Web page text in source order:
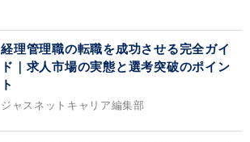
経理管理職の転職を成功させる完全ガイ
ド｜求人市場の実態と選考突破のポイン
ト
ジャスネットキャリア編集部